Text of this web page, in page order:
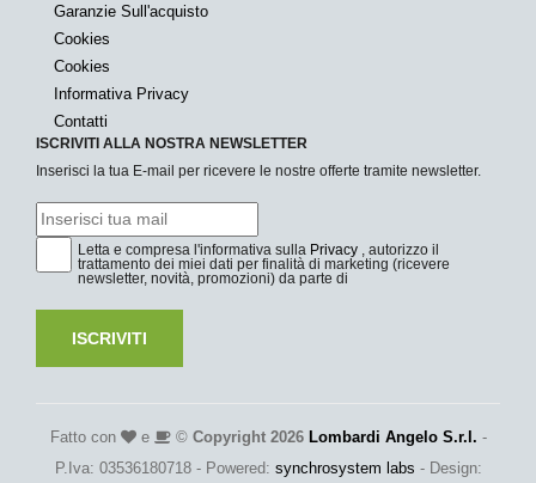
Garanzie Sull'acquisto
Cookies
Cookies
Informativa Privacy
Contatti
ISCRIVITI ALLA NOSTRA NEWSLETTER
Inserisci la tua E-mail per ricevere le nostre offerte tramite newsletter.
Letta e compresa l'informativa sulla Privacy , autorizzo il
trattamento dei miei dati per finalità di marketing (ricevere
newsletter, novità, promozioni) da parte di
ISCRIVITI
Fatto con e © Copyright 2026 Lombardi Angelo S.r.l. -
P.Iva: 03536180718 - Powered: synchrosystem labs - Design: